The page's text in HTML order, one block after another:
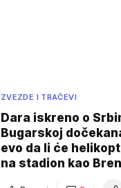
ZVEZDE I TRAČEVI
Dara iskreno o
Bugarskoj
evo da li će
na stadion kao